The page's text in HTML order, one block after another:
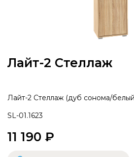
Лайт-2 Стеллаж
Лайт-2 Стеллаж (дуб сонома/
SL-01.1623
11 190 ₽